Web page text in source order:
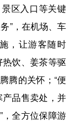
한국어
区入口等关键
”，在机场、车
，让游客随时
热饮、姜茶等驱
腾的关怀；“便
品售卖处，并
，全方位保障游